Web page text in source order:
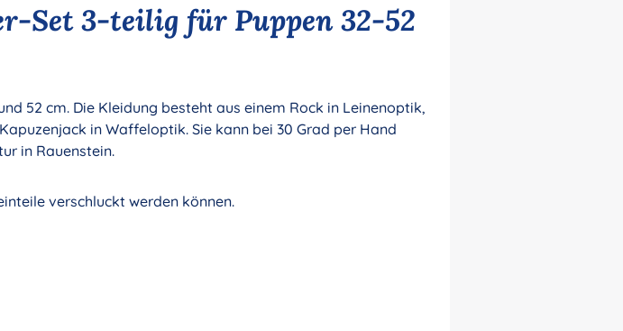
Set 3-teilig für Puppen 32-52
52 cm. Die Kleidung besteht aus einem Rock in Leinenoptik,
in Waffeloptik. Sie kann bei 30 Grad per Hand
in Rauenstein.
verschluckt werden können.